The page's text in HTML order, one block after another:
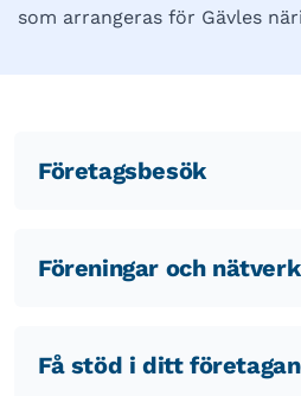
som arrangeras för Gävles
Företagsbesök
Föreningar och nätverk
Få stöd i ditt